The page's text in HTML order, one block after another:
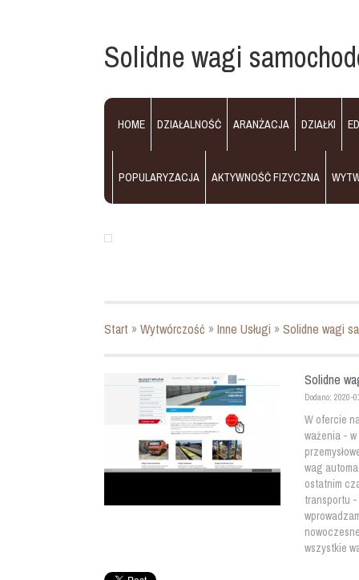
Solidne wagi
HOME DZIAŁALNOŚĆ ARANŻACJA DZIAŁKI
POPULARYZACJA AKTYWNOŚĆ FIZYCZNA
Start »Wytwórczość »Inne Usługi »Solidne wagi
Solidne
Dodano: 2020-
W ofercie
ważenia -
wag
ostatnim
transportu -
wszystkie